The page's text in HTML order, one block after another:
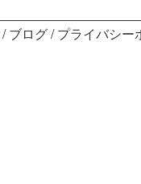
ブログ プライバシー